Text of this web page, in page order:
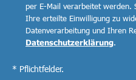
per E-Mail verarbeitet werden.
Ihre erteilte Einwilligung zu
Datenverarbeitung und Ihren
Datenschutzerklärung.
* Pflichtfelder.